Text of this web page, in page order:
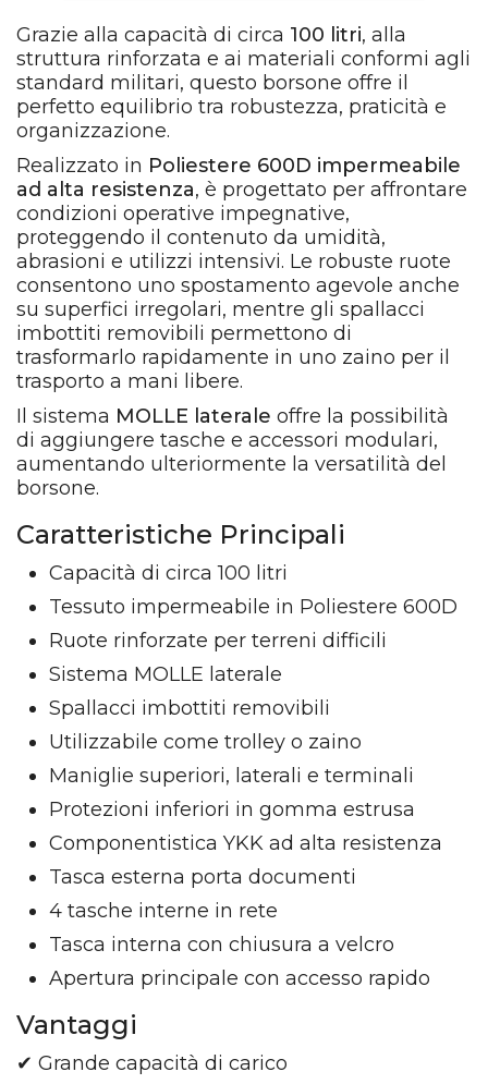
Grazie alla capacità di circa 100 litri, alla
struttura rinforzata e ai materiali conformi agli
standard militari, questo borsone offre il
perfetto equilibrio tra robustezza, praticità e
organizzazione.
Realizzato in Poliestere 600D impermeabile
ad alta resistenza, è progettato per affrontare
condizioni operative impegnative,
proteggendo il contenuto da umidità,
abrasioni e utilizzi intensivi. Le robuste ruote
consentono uno spostamento agevole anche
su superfici irregolari, mentre gli spallacci
imbottiti removibili permettono di
trasformarlo rapidamente in uno zaino per il
trasporto a mani libere.
Il sistema MOLLE laterale offre la possibilità
di aggiungere tasche e accessori modulari,
aumentando ulteriormente la versatilità del
borsone.
Caratteristiche Principali
Capacità di circa 100 litri
Tessuto impermeabile in Poliestere 600D
Ruote rinforzate per terreni difficili
Sistema MOLLE laterale
Spallacci imbottiti removibili
Utilizzabile come trolley o zaino
Maniglie superiori, laterali e terminali
Protezioni inferiori in gomma estrusa
Componentistica YKK ad alta resistenza
Tasca esterna porta documenti
4 tasche interne in rete
Tasca interna con chiusura a velcro
Apertura principale con accesso rapido
Vantaggi
✔ Grande capacità di carico